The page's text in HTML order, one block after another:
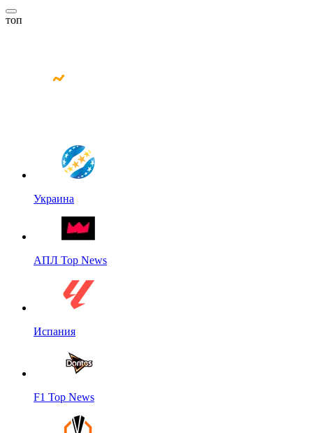
топ
Украина
АПЛ Top News
Испания
F1 Top News